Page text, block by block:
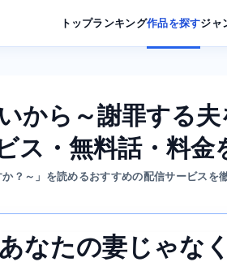
トップランキング作品を探すジャ
から～謝罪する
ス・無料話・料金
？～」を読めるおすすめの配信サービス
あなたの妻じゃな